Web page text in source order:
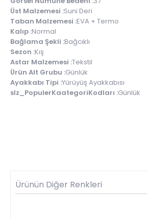
Üst Malzemesi :Suni Deri
Taban Malzemesi :EVA + Termo
Kalıp :Normal
Bağlama Şekli :Bağcıklı
Sezon :Kış
Astar Malzemesi :Tekstil
Ürün Alt Grubu :Günlük
Ayakkabı Tipi :Yürüyüş Ayakkabısı
slz_PopulerKaategoriKodları :Günlük
Ürünün Diğer Renkleri